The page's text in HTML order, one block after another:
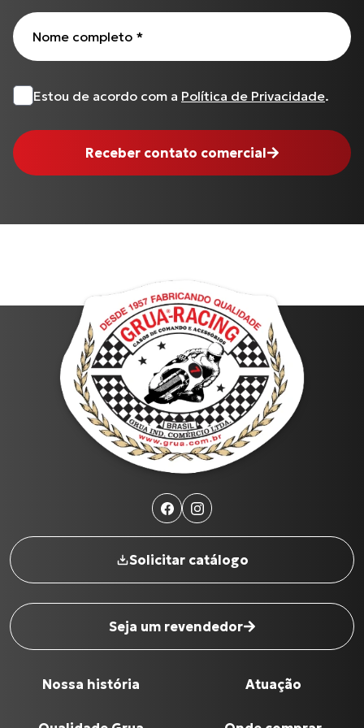
Nome completo *
Estou de acordo com a Política de Privacidade.
Receber contato comercial
Solicitar catálogo
Seja um revendedor
Nossa história Atuação